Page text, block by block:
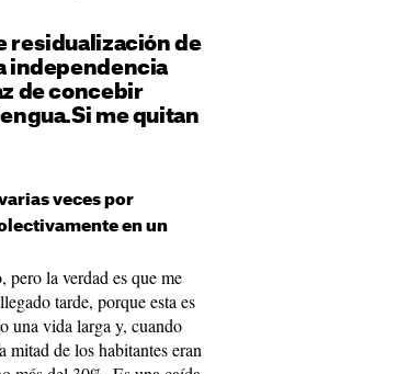
residualización de
independencia
de concebir
me quitan
veces por
en un
pero la verdad es que me
tarde, porque esta es
una vida larga y, cuando
mitad de los habitantes eran